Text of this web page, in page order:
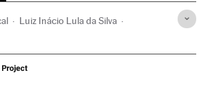
Luiz Inácio Lula da Silva
dos Trabalhadores